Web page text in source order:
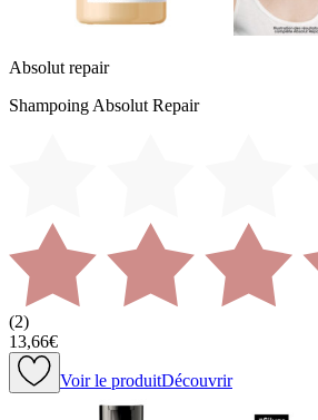
Absolut repair
Shampoing Absolut Repair
(2)
13,66€
Voir le produitDécouvrir